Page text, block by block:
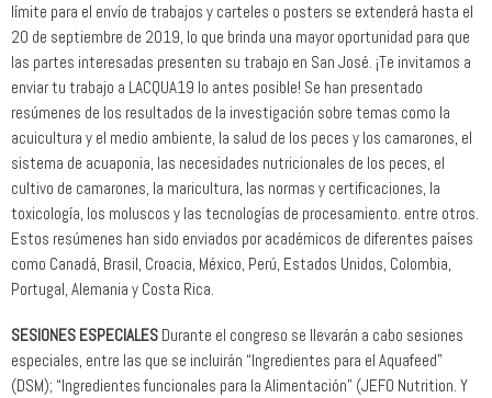
límite para el envío de trabajos y carteles o posters se extenderá hasta el
20 de septiembre de 2019, lo que brinda una mayor oportunidad para que
las partes interesadas presenten su trabajo en San José. ¡Te invitamos a
enviar tu trabajo a LACQUA19 lo antes posible! Se han presentado
resúmenes de los resultados de la investigación sobre temas como la
acuicultura y el medio ambiente, la salud de los peces y los camarones, el
sistema de acuaponia, las necesidades nutricionales de los peces, el
cultivo de camarones, la maricultura, las normas y certificaciones, la
toxicología, los moluscos y las tecnologías de procesamiento. entre otros.
Estos resúmenes han sido enviados por académicos de diferentes países
como Canadá, Brasil, Croacia, México, Perú, Estados Unidos, Colombia,
Portugal, Alemania y Costa Rica.
SESIONES ESPECIALES Durante el congreso se llevarán a cabo sesiones
especiales, entre las que se incluirán “Ingredientes para el Aquafeed”
(DSM); “Ingredientes funcionales para la Alimentación” (JEFO Nutrition. Y